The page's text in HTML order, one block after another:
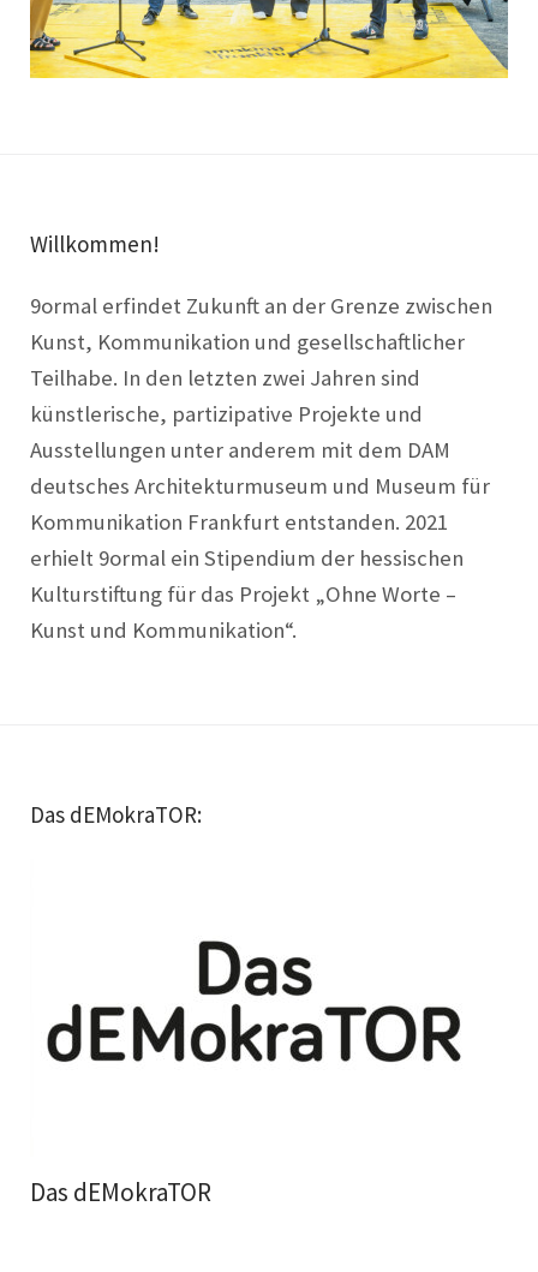
Willkommen!
9ormal erfindet Zukunft an der Grenze zwischen
Kunst, Kommunikation und gesellschaftlicher
Teilhabe. In den letzten zwei Jahren sind
künstlerische, partizipative Projekte und
Ausstellungen unter anderem mit dem DAM
deutsches Architekturmuseum und Museum für
Kommunikation Frankfurt entstanden. 2021
erhielt 9ormal ein Stipendium der hessischen
Kulturstiftung für das Projekt „Ohne Worte –
Kunst und Kommunikation“.
Das dEMokraTOR:
Das dEMokraTOR